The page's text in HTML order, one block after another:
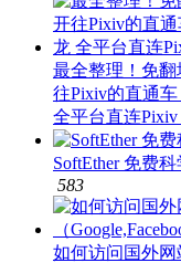
最全整理！免
往Pixiv的直通
全平台直连
SoftEther 免费
583
如何访问国外网